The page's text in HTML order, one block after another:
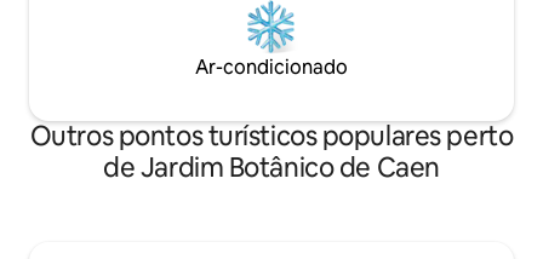
Ar-condicionado
Outros pontos turísticos populares perto
de Jardim Botânico de Caen